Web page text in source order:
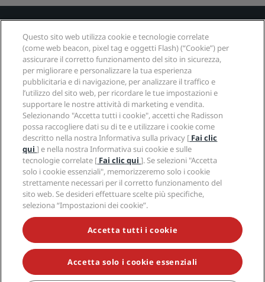
Destinazioni gettonate
Collegamenti rapidi
Agenti di viaggio
Aziendale
Note legali
Aiuto
RHG Radisson Hotel Group, Radisson, Radisson RED,
Radisson Blu, Radisson Collection, Radisson
Individuals, Park Plaza, Park Inn, Country Inn & Suites,
Prize by Radisson, Radisson Rewards e Radisson
Group.
Questo sito web utilizza cookie e tecnologie correlate
(come web beacon, pixel tag e oggetti Flash) (“Cookie”) per
assicurare il corretto funzionamento del sito in sicurezza,
per migliorare e personalizzare la tua esperienza
pubblicitaria e di navigazione, per analizzare il traffico e
l’utilizzo del sito web, per ricordare le tue impostazioni e
supportare le nostre attività di marketing e vendita.
Selezionando "Accetta tutti i cookie", accetti che Radisson
possa raccogliere dati su di te e utilizzare i cookie come
descritto nella nostra Informativa sulla privacy [ Fai clic
qui] e nella nostra Informativa sui cookie e sulle
tecnologie correlate [ Fai clic qui]. Se selezioni "Accetta
solo i cookie essenziali", memorizzeremo solo i cookie
strettamente necessari per il corretto funzionamento del
sito web. Se desideri effettuare scelte più specifiche,
seleziona “Impostazioni dei cookie”.
Accetta tutti i cookie
Accetta solo i cookie essenziali